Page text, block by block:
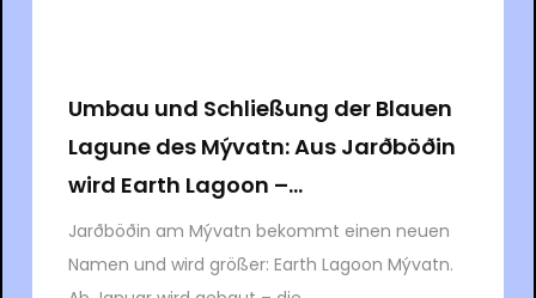
Umbau und Schließung der Blauen
Lagune des Mývatn: Aus Jarðböðin
wird Earth Lagoon –...
Jarðböðin am Mývatn bekommt einen neuen
Namen und wird größer: Earth Lagoon Mývatn.